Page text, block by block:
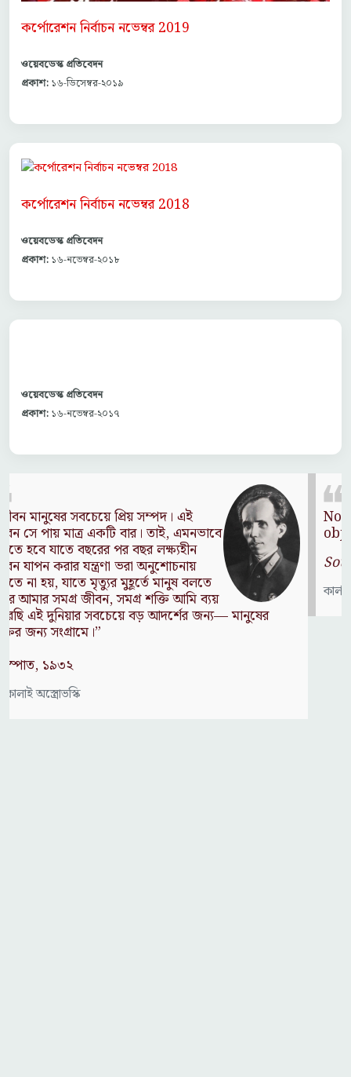
কর্পোরেশন নির্বাচন নভেম্বর 2019
ওয়েবডেস্ক প্রতিবেদন
প্রকাশ: ১৬-ডিসেম্বর-২০১৯
কর্পোরেশন নির্বাচন নভেম্বর 2018
ওয়েবডেস্ক প্রতিবেদন
প্রকাশ: ১৬-নভেম্বর-২০১৮
ওয়েবডেস্ক প্রতিবেদন
প্রকাশ: ১৬-নভেম্বর-২০১৭
Nothing can have value without being an
object of utility.
Source: Das Kapital (Volume I, Chapter 1)
কার্ল মার্কস